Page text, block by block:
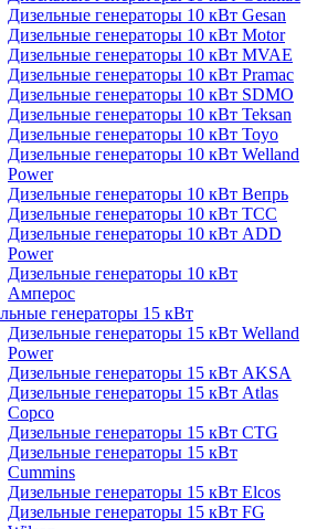
Дизельные генераторы 10 кВт Gesan
Дизельные генераторы 10 кВт Motor
Дизельные генераторы 10 кВт MVAE
Дизельные генераторы 10 кВт Pramac
Дизельные генераторы 10 кВт SDMO
Дизельные генераторы 10 кВт Teksan
Дизельные генераторы 10 кВт Toyo
Дизельные генераторы 10 кВт Welland
Power
Дизельные генераторы 10 кВт Вепрь
Дизельные генераторы 10 кВт ТСС
Дизельные генераторы 10 кВт ADD
Power
Дизельные генераторы 10 кВт
Амперос
генераторы 15 кВт
Дизельные генераторы 15 кВт Welland
Power
Дизельные генераторы 15 кВт AKSA
Дизельные генераторы 15 кВт Atlas
Copco
Дизельные генераторы 15 кВт CTG
Дизельные генераторы 15 кВт
Cummins
Дизельные генераторы 15 кВт Elcos
Дизельные генераторы 15 кВт FG